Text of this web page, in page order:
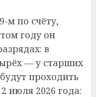
м по счёту,
году он
в
— у старших
проходить
июля 2026 года: